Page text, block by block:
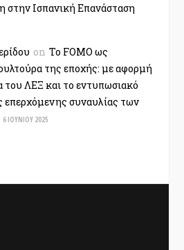
στην Ισπανική Επανάσταση
on Το FOMO ως
της εποχής: με αφορμή
του ΛΕΞ και το εντυπωσιακό
επερχόμενης συναυλίας των
6 ΙΟΥΝΊΟΥ 2025